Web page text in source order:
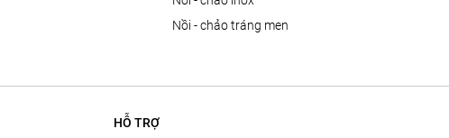
nồi - chảo tráng men
HỖ TRỢ